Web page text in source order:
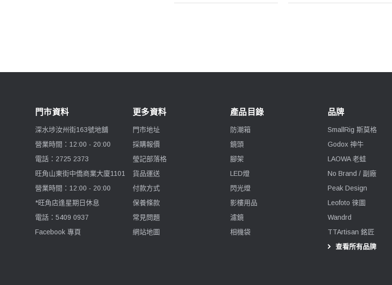
門市資料
深水埗汝州街163號地舖
營業時間：12:00 - 20:00
電話：2725 2373
旺角山東街中僑商業大廈1101
營業時間：12:00 - 20:00
*旺角店逢星期日休息
電話：5409 0937
Facebook 專頁
更多資料
門市地址
採購報價
瑩記部落格
貨品運送
付款方式
保養條款
常見問題
網站地圖
產品目錄
防潮箱
鏡頭
腳架
LED燈
閃光燈
影樓用品
濾鏡
相機袋
品牌
SmallRig 斯莫格
Godox 神牛
LAOWA 老蛙
No Brand / 副廠
Peak Design
Leofoto 徠圖
Wandrd
TTArtisan 銘匠
查看所有品牌